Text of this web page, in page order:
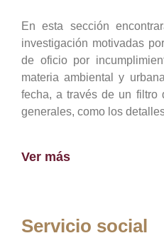
En esta sección
investigación motivadas
de oficio por
materia ambiental y
fecha, a través de un filtro
generales, como los
Ver más
Servicio social